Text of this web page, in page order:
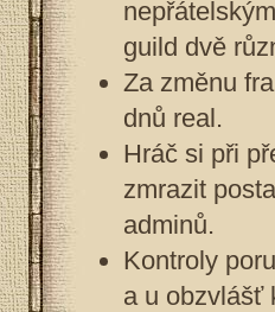
guild dvě
Za změnu
dnů real.
Hráč si při
zmrazit
adminů.
Kontroly
a u obzvlášť